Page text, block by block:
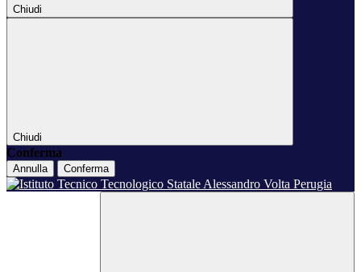
Chiudi
Chiudi
Conferma
Annulla Conferma